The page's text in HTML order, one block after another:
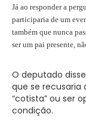
Já ao responder a
participaria de um
também que nunca
ser um pai presente,
O deputado
que se recusaria
“cotista” ou ser
condição.